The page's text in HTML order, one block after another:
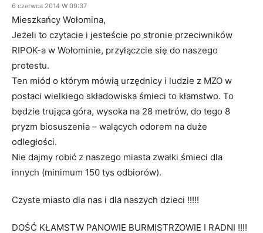
6 czerwca 2014 W 09:37
Mieszkańcy Wołomina,
Jeżeli to czytacie i jesteście po stronie przeciwników
RIPOK-a w Wołominie, przyłączcie się do naszego
protestu.
Ten miód o którym mówią urzędnicy i ludzie z MZO w
postaci wielkiego składowiska śmieci to kłamstwo. To
będzie trująca góra, wysoka na 28 metrów, do tego 8
pryzm biosuszenia – walących odorem na duże
odległości.
Nie dajmy robić z naszego miasta zwałki śmieci dla
innych (minimum 150 tys odbiorów).
Czyste miasto dla nas i dla naszych dzieci !!!!!
DOŚĆ KŁAMSTW PANOWIE BURMISTRZOWIE I RADNI !!!!